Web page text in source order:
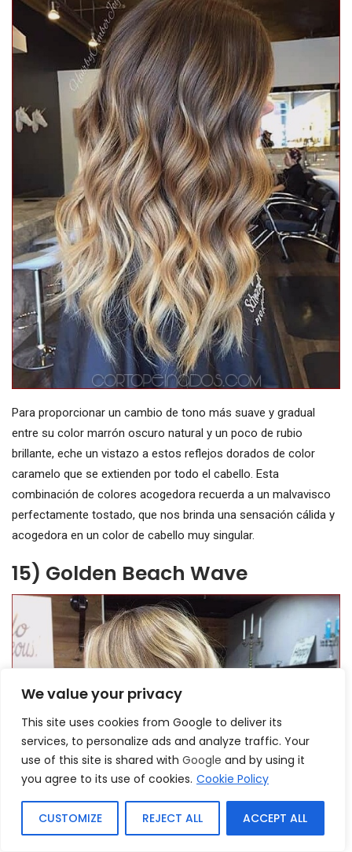
We value your privacy
This site uses cookies from Google to deliver its
services, to personalize ads and analyze traffic. Your
use of this site is shared with Google and by using it
you agree to its use of cookies. Cookie Policy
CUSTOMIZE REJECT ALL ACCEPT ALL
Para proporcionar un cambio de tono más suave y gradual
entre su color marrón oscuro natural y un poco de rubio
brillante, eche un vistazo a estos reflejos dorados de color
caramelo que se extienden por todo el cabello. Esta
combinación de colores acogedora recuerda a un malvavisco
perfectamente tostado, que nos brinda una sensación cálida y
acogedora en un color de cabello muy singular.
15) Golden Beach Wave